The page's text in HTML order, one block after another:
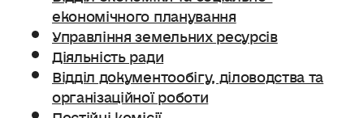
економічного планування
Управління земельних ресурсів
Діяльність ради
Відділ документообігу, діловодства та
організаційної роботи